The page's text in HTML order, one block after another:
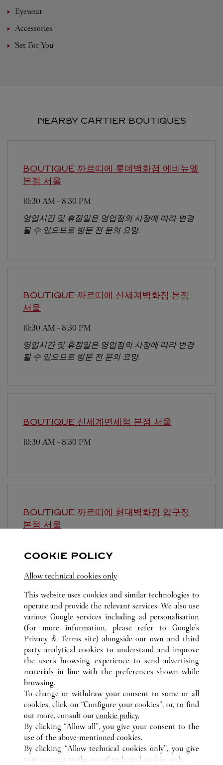
Eyewear
Accessories
Set For You
NEARBY CARTIER BOUTIQUES
BOUTIQUE 까르띠에 롯데백화점 에비뉴엘
본점 서울
10:30 AM - 8:30 PM
영업시간 및 휴점일은 영업점의 사정에 따라 변경
될 수 있으므로 방문 전 문의 요망.
BOUTIQUE 까르띠에 신세계백화점 본점
서울
10:30 AM - 8:30 PM
영업시간 및 휴점일은 영업점의 사정에 따라 변경
될 수 있으므로 방문 전 문의 요망.
BOUTIQUE 신세계면세점 본점 서울
10:30 AM - 8:30 PM
BOUTIQUE 까르띠에 현대백화점 압구정
본점 서울
영업시간 및 휴점일은 영업점의 사정에 따라 변경
될 수 있으므로 방문 전 문의 요망.
ALL CARTIER LOCATIONS SYDKOREA
서울
중구 남대문로 81
KUNDSERVICE
HJÄLP
VÅRT FÖRETAG
LEDIGA TJÄNSTER
COOKIE POLICY
Allow technical cookies only
This website uses cookies and similar technologies to
operate and provide the relevant services. We also use
various Google services including ad personalisation
(for more information, please refer to Google's
Privacy & Terms site) alongside our own and third
party analytical cookies to understand and improve
the user’s browsing experience to send advertising
materials in line with the preferences shown while
browsing.
To change or withdraw your consent to some or all
cookies, click on “Configure your cookies”, or, to find
out more, consult our cookie policy.
By clicking “Allow all”, you give your consent to the
use of the above-mentioned cookies.
By clicking “Allow technical cookies only”, you give
your consent to the use of technical cookies only.